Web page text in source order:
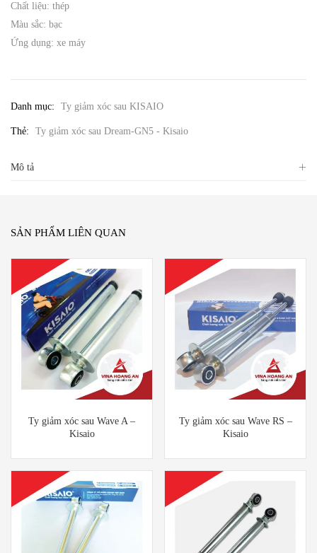
Chất liệu: thép
Màu sắc: bạc
Ứng dụng: xe máy
Danh mục: Ty giảm xóc sau KISAIO
Thẻ: Ty giảm xóc sau Dream-GN5 - Kisaio
Mô tả
SẢN PHẨM LIÊN QUAN
Ty giảm xóc sau Wave A –
Kisaio
Ty giảm xóc sau Wave RS –
Kisaio